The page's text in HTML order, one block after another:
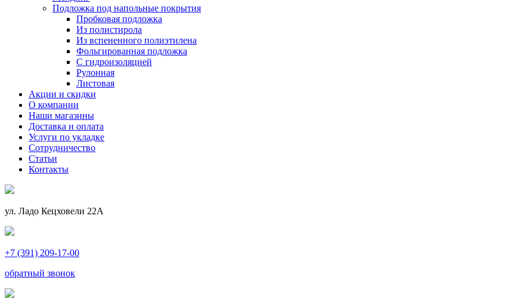
Подложка под напольные покрытия
Пробковая подложка
Из полистирола
Из вспененного полиэтилена
Фольгированная подложка
С гидроизоляцией
Рулонная
Листовая
Акции и скидки
О компании
Наши магазины
Доставка и оплата
Услуги по укладке
Сотрудничество
Статьи
Контакты
ул. Ладо Кецховели 22А
+7 (391) 209-17-00
обратный звонок